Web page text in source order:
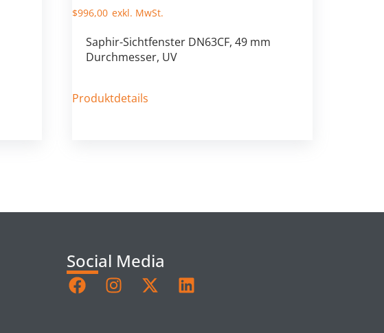
$996,00
Saphir-Sichtfenster DN63CF, 49 mm
Durchmesser, UV
Produktdetails
Social Media